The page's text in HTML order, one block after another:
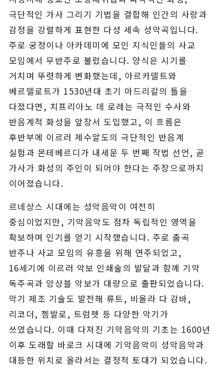
극단적인 가사 그리기 기법을 결합해 인간의 사랑과
감정을 강렬하게 표현한 다성 세속 성악곡입니다.
주로 궁정이나 아카데미에 모인 지식인들의 사교
모임에서 무반주로 불렸습니다. 양식은 시기를
거치며 뚜렷하게 변화했는데, 아르카델트와
베르델로트가 1530년대 초기 마드리갈의 틀을
다졌다면, 치프리아노 데 로레는 극적인 수사와
반음계적 화성을 앞장서 도입했고, 이 흐름은
후반부에 이르러 제수알도의 극단적인 반음계
실험과 몬테베르디가 내세운 두 번째 작법 선언, 곧
가사가 화성의 주인이 되어야 한다는 주장으로까지
이어졌습니다.
르네상스 시대에는 성악음악이 여전히
중심이었지만, 기악음악도 점차 독립적인 영역을
확보하며 인기를 얻기 시작했습니다. 주로 춤곡
반주나 사교 모임의 유흥을 위해 연주되었고,
16세기에 이르러 악보 인쇄술의 발달과 함께 기악
독주곡과 앙상블 악보가 대량으로 출판되었습니다.
악기 제조 기술도 발전해 류트, 비올라 다 감바,
리코더, 쳄발로, 트럼펫 등 다양한 악기가
쓰였습니다. 이때 다져진 기악음악의 기초는 1600년
이후 도래할 바로크 시대에 기악음악이 성악음악과
대등한 위치로 올라서는 결정적 토대가 되었습니다.